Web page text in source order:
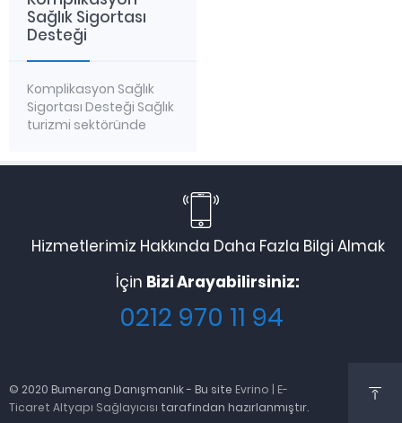
Sağlık Sigortası
Desteği
Komplikasyon Sağlık
Sigortası Desteği Sağlık
turizmi sektöründe
sigorta şirketlerinden
komplikasyon ve
seyahat sağlık sigortası
giderleri %50 oranında
desteklenir. Detaylı Bilgi
İçin Bizimle İletişime
Hizmetlerimiz Hakkında Daha Fazla Bilgi Almak
İçin Bizi Arayabilirsiniz:
0212 970 11 94
© 2020 Bumerang Danışmanlık- Bu site Evrino | E-
Ticaret Altyapı Sağlayıcısı tarafından hazırlanmıştır.